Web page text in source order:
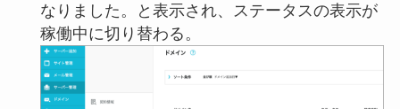
なりました。と表示され、ステータスの表示が
稼働中に切り替わる。